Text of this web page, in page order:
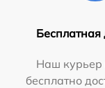
Бесплатная
Наш курьер
бесплатно